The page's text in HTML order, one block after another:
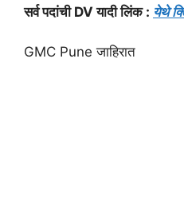
सर्व पदांची DV यादी लिंक : येथे
GMC Pune जाहिरात